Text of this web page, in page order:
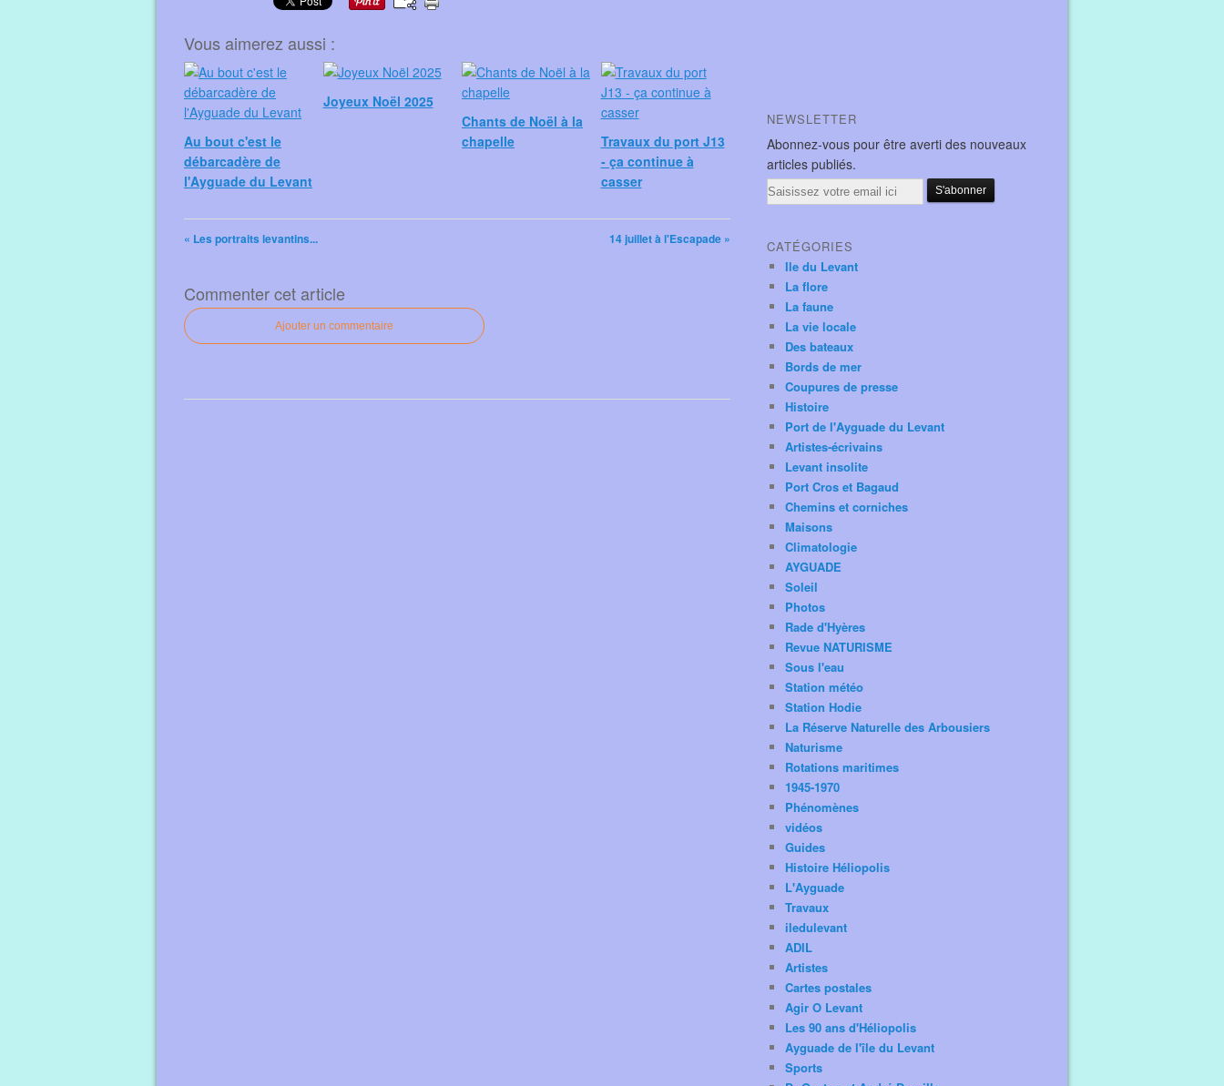
Vous aimerez aussi :
Au bout c'est le
débarcadère de
l'Ayguade du Levant
Joyeux Noël 2025
Chants de Noël à la
chapelle
Travaux du port J13
- ça continue à
casser
« Les portraits levantins... 14 juillet à l'Escapade »
Commenter cet article
Ajouter un commentaire
NEWSLETTER
Abonnez-vous pour être averti des nouveaux
articles publiés.
Email
CATÉGORIES
Ile du Levant
La flore
La faune
La vie locale
Des bateaux
Bords de mer
Coupures de presse
Histoire
Port de l'Ayguade du Levant
Artistes-écrivains
Levant insolite
Port Cros et Bagaud
Chemins et corniches
Maisons
Climatologie
AYGUADE
Soleil
Photos
Rade d'Hyères
Revue NATURISME
Sous l'eau
Station météo
Station Hodie
La Réserve Naturelle des Arbousiers
Naturisme
Rotations maritimes
1945-1970
Phénomènes
vidéos
Guides
Histoire Héliopolis
L'Ayguade
Travaux
iledulevant
ADIL
Artistes
Cartes postales
Agir O Levant
Les 90 ans d'Héliopolis
Ayguade de l'île du Levant
Sports